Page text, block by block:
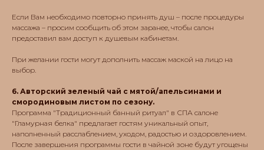
Если Вам необходимо повторно принять душ – после процедуры
массажа – просим сообщить об этом заранее, чтобы салон
предоставил вам доступ к душевым кабинетам.
При желании гости могут дополнить массаж маской на лицо на
выбор.
6. Авторский зеленый чай с мятой/апельсинами и
смородиновым листом по сезону.
Программа "Традиционный банный ритуал" в СПА салоне
"Гламурная белка" предлагает гостям уникальный опыт,
наполненный расслаблением, уходом, радостью и оздоровлением.
После завершения программы гости в чайной зоне будут угощены
Основное